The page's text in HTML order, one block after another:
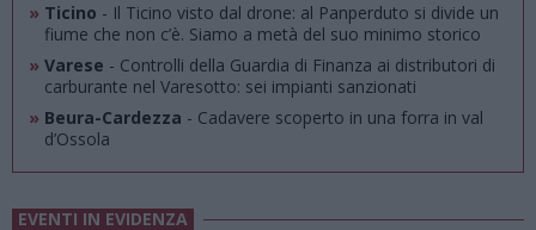
» Ticino - Il Ticino visto dal drone: al Panperduto si divide un
fiume che non c’è. Siamo a metà del suo minimo storico
» Varese - Controlli della Guardia di Finanza ai distributori di
carburante nel Varesotto: sei impianti sanzionati
» Beura-Cardezza - Cadavere scoperto in una forra in val
d’Ossola
EVENTI IN EVIDENZA